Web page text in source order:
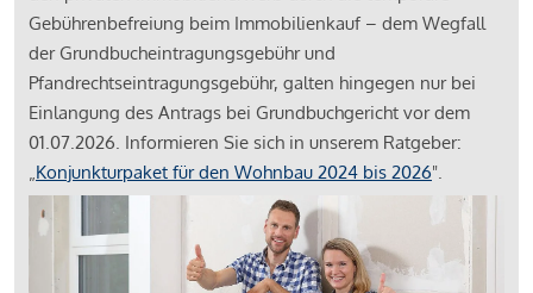
Gebührenbefreiung beim Immobilienkauf – dem Wegfall
der Grundbucheintragungsgebühr und
Pfandrechtseintragungsgebühr, galten hingegen nur bei
Einlangung des Antrags bei Grundbuchgericht vor dem
01.07.2026. Informieren Sie sich in unserem Ratgeber:
„Konjunkturpaket für den Wohnbau 2024 bis 2026".